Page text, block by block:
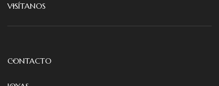
VISÍTANOS
CONTACTO